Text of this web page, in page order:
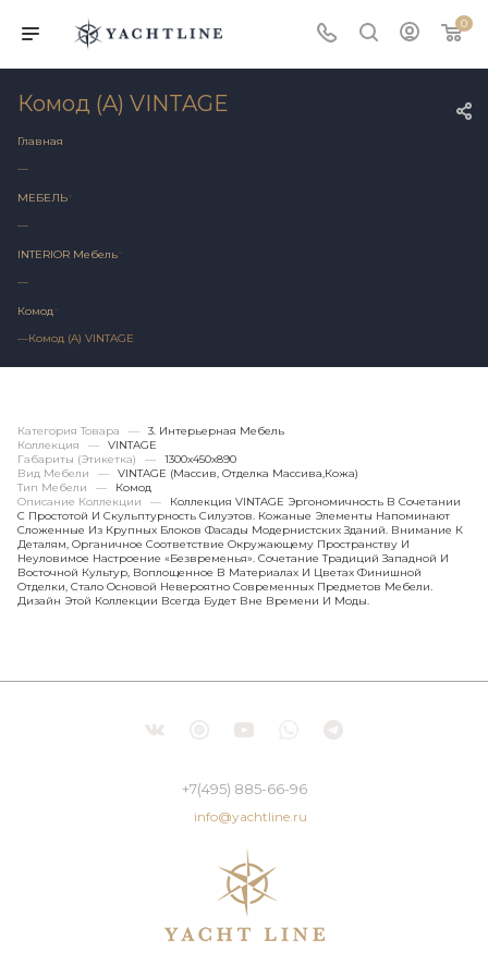
0
Комод (A) VINTAGE
Главная
—
МЕБЕЛЬ
—
INTERIOR Мебель
—
Комод
—Комод (A) VINTAGE
Категория Товара —
3. Интерьерная Мебель
Коллекция
—
VINTAGE
Габариты (этикетка)
—
1300х450x890
Вид Мебели
—
VINTAGE (массив, Отделка Массива,кожа)
Тип Мебели
—
Комод
Описание Коллекции
—
Коллекция VINTAGE Эргономичность В Сочетании
С Простотой И Скульптурность Силуэтов. Кожаные Элементы Напоминают
Сложенные Из Крупных Блоков Фасады Модернистских Зданий. Внимание К
Деталям, Органичное Соответствие Окружающему Пространству И
Неуловимое Настроение «безвременья». Сочетание Традиций Западной И
Восточной Культур, Воплощенное В Материалах И Цветах Финишной
Отделки, Стало Основой Невероятно Современных Предметов Мебели.
Дизайн Этой Коллекции Всегда Будет Вне Времени И Моды.
+7(495) 885-66-96
info@yachtline.ru